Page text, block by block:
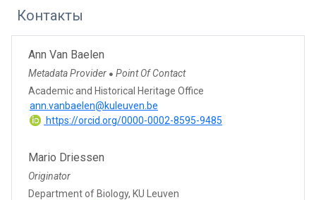
Контакты
Ann Van Baelen
Metadata Provider ● Point Of Contact
Academic and Historical Heritage Office
ann.vanbaelen@kuleuven.be
https://orcid.org/0000-0002-8595-9485
Mario Driessen
Originator
Department of Biology, KU Leuven